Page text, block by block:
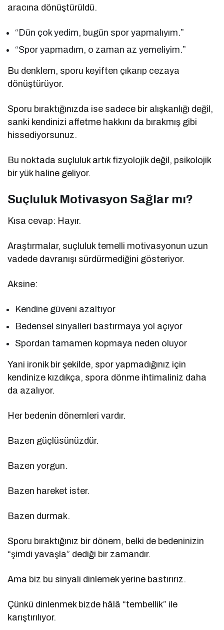
aracına dönüştürüldü.
“Dün çok yedim, bugün spor yapmalıyım.”
“Spor yapmadım, o zaman az yemeliyim.”
Bu denklem, sporu keyiften çıkarıp cezaya
dönüştürüyor.
Sporu bıraktığınızda ise sadece bir alışkanlığı değil,
sanki kendinizi affetme hakkını da bırakmış gibi
hissediyorsunuz.
Bu noktada suçluluk artık fizyolojik değil, psikolojik
bir yük haline geliyor.
Suçluluk Motivasyon Sağlar mı?
Kısa cevap: Hayır.
Araştırmalar, suçluluk temelli motivasyonun uzun
vadede davranışı sürdürmediğini gösteriyor.
Aksine:
Kendine güveni azaltıyor
Bedensel sinyalleri bastırmaya yol açıyor
Spordan tamamen kopmaya neden oluyor
Yani ironik bir şekilde, spor yapmadığınız için
kendinize kızdıkça, spora dönme ihtimaliniz daha
da azalıyor.
Her bedenin dönemleri vardır.
Bazen güçlüsünüzdür.
Bazen yorgun.
Bazen hareket ister.
Bazen durmak.
Sporu bıraktığınız bir dönem, belki de bedeninizin
“şimdi yavaşla” dediği bir zamandır.
Ama biz bu sinyali dinlemek yerine bastırırız.
Çünkü dinlenmek bizde hâlâ “tembellik” ile
karıştırılıyor.